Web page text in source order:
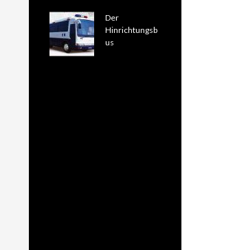
Der
Hinrichtungsb
us